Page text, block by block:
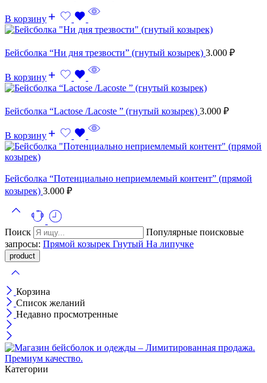
В корзину
Бейсболка “Ни дня трезвости” (гнутый козырек) 3.000 ₽
В корзину
Бейсболка “Lactose /Lacoste ” (гнутый козырек) 3.000 ₽
В корзину
Бейсболка “Потенциально неприемлемый контент” (прямой
козырек) 3.000 ₽
Поиск
Популярные поисковые
запросы: Прямой козырек Гнутый На липучке
Корзина
Список желаний
Недавно просмотренные
Категории